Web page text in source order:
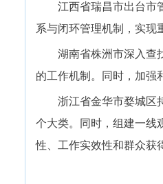
江西省瑞昌市出台市管
系与闭环管理机制，实现
湖南省株洲市深入查找
的工作机制。同时，加强
浙江省金华市婺城区持
个大类。同时，组建一线
性、工作实效性和群众获